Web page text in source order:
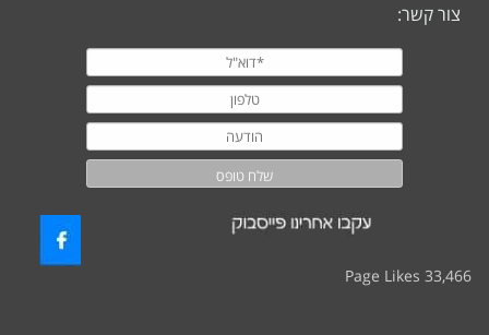
צור קשר:
33,466 Page Likes